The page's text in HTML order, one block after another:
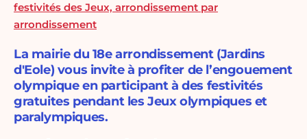
festivités des Jeux, arrondissement par
arrondissement
La mairie du 18e arrondissement (Jardins
d'Eole) vous invite à profiter de l’engouement
olympique en participant à des festivités
gratuites pendant les Jeux olympiques et
paralympiques.